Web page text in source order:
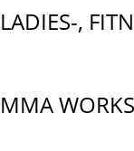
LADIES-,
MMA